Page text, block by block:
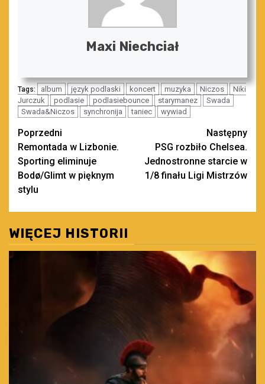
Maxi Niechciał
Tags: album język podlaski koncert muzyka Niczos
Niki
Jurczuk
podlasie podlasiebounce starymanez
Swada
Swada&Niczos
synchronija taniec wywiad
Zobacz
wpisy
Poprzedni
Remontada w Lizbonie.
Sporting eliminuje
Bodø/Glimt w pięknym
stylu
Następny
PSG rozbiło Chelsea.
Jednostronne starcie w
1/8 finału Ligi Mistrzów
WIĘCEJ HISTORII